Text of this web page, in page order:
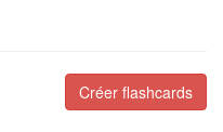
Créer flashcards